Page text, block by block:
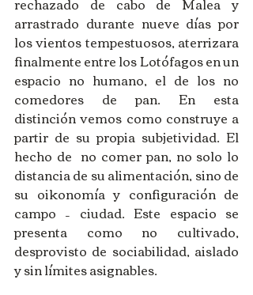
arrastrado durante nueve días por
los vientos tempestuosos, aterrizara
finalmente entre los Lotófagos en un
espacio no humano, el de los no
comedores de pan. En esta
distinción vemos como construye a
partir de su propia subjetividad. El
hecho de  no comer pan, no solo lo
distancia de su alimentación, sino de
su oikonomía y configuración de
campo – ciudad. Este espacio se
presenta como no cultivado,
desprovisto de sociabilidad, aislado
y sin límites asignables.